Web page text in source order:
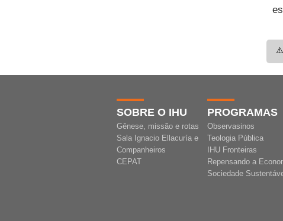
⚠️
SOBRE O IHU
Gênese, missão e rotas
Sala Ignacio Ellacuría e
Companheiros
CEPAT
PROGRAMAS
Observasinos
Teologia Pública
IHU Fronteiras
Repensando a
Sociedade